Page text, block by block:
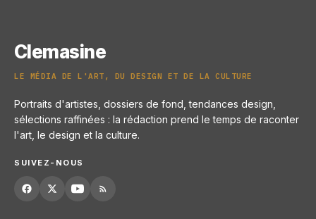
Clemasine
LE MÉDIA DE L'ART, DU DESIGN ET DE LA CULTURE
Portraits d'artistes, dossiers de fond, tendances design,
sélections raffinées : la rédaction prend le temps de raconter
l'art, le design et la culture.
SUIVEZ-NOUS